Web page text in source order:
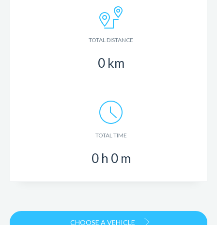
TOTAL DISTANCE
0 km
TOTAL TIME
0 h 0 m
CHOOSE A VEHICLE